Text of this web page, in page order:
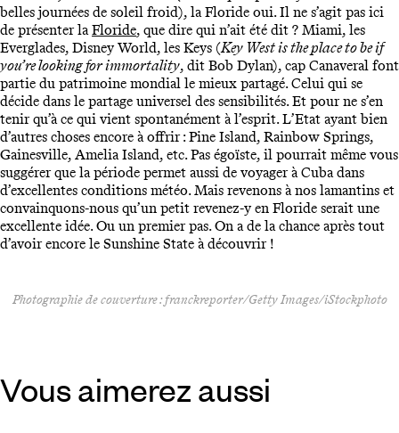
belles journées de soleil froid), la Floride oui. Il ne s’agit pas ici
de présenter la Floride, que dire qui n’ait été dit ? Miami, les
Everglades, Disney World, les Keys (Key West is the place to be if
you’re looking for immortality, dit Bob Dylan), cap Canaveral font
partie du patrimoine mondial le mieux partagé. Celui qui se
décide dans le partage universel des sensibilités. Et pour ne s’en
tenir qu’à ce qui vient spontanément à l’esprit. L’Etat ayant bien
d’autres choses encore à offrir : Pine Island, Rainbow Springs,
Gainesville, Amelia Island, etc. Pas égoïste, il pourrait même vous
suggérer que la période permet aussi de voyager à Cuba dans
d’excellentes conditions météo. Mais revenons à nos lamantins et
convainquons-nous qu’un petit revenez-y en Floride serait une
excellente idée. Ou un premier pas. On a de la chance après tout
d’avoir encore le Sunshine State à découvrir !
Photographie de couverture : franckreporter/Getty Images/iStockphoto
Vous aimerez aussi